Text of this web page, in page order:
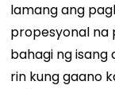
lamang ang
propesyonal na
bahagi ng isang
rin kung gaano